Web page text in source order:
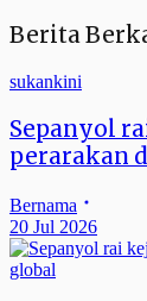
Berita
sukankini
Sepanyol
perarakan
Bernama
20 Jul 2026
global